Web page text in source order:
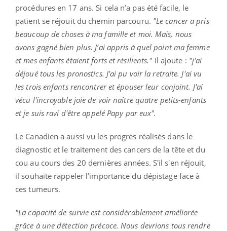
procédures en 17 ans. Si cela n’a pas été facile, le
patient se réjouit du chemin parcouru. "Le cancer a pris
beaucoup de choses à ma famille et moi. Mais, nous
avons gagné bien plus. J’ai appris à quel point ma femme
et mes enfants étaient forts et résilients." Il ajoute : "j'ai
déjoué tous les pronostics. J'ai pu voir la retraite. J'ai vu
les trois enfants rencontrer et épouser leur conjoint. J'ai
vécu l'incroyable joie de voir naître quatre petits-enfants
et je suis ravi d'être appelé Papy par eux".
Le Canadien a aussi vu les progrès réalisés dans le
diagnostic et le traitement des cancers de la tête et du
cou au cours des 20 dernières années. S'il s'en réjouit,
il souhaite rappeler l’importance du dépistage face à
ces tumeurs.
"La capacité de survie est considérablement améliorée
grâce à une détection précoce. Nous devrions tous rendre